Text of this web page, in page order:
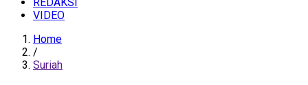
VIDEO
Home
/
Suriah